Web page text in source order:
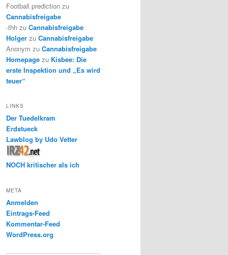
Football prediction zu
Cannabisfreigabe
-thh zu Cannabisfreigabe
Holger zu Cannabisfreigabe
Anonym zu Cannabisfreigabe
Homepage zu Kisbee: Die
erste Inspektion und „Es wird
teuer“
LINKS
Der Tuedelkram
Erdstueck
Lawblog by Udo Vetter
NOCH kritischer als ich
META
Anmelden
Eintrags-Feed
Kommentar-Feed
WordPress.org